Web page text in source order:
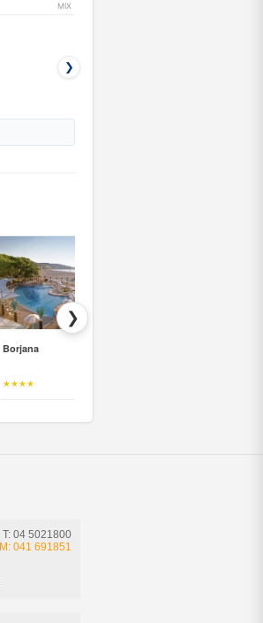
MIX
❯
Borjana
★★★★
❯
T: 04 5021800
M: 041 691851